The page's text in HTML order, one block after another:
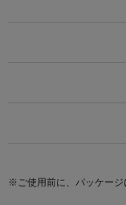
※ご使用前に、パッケージ